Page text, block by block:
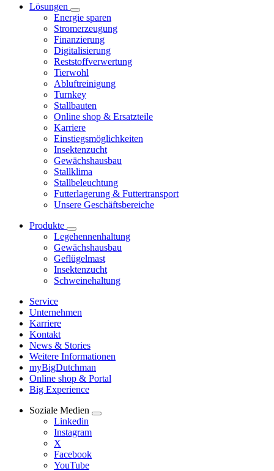
Lösungen
Energie sparen
Stromerzeugung
Finanzierung
Digitalisierung
Reststoffverwertung
Tierwohl
Abluftreinigung
Turnkey
Stallbauten
Online shop & Ersatzteile
Karriere
Einstiegsmöglichkeiten
Insektenzucht
Gewächshausbau
Stallklima
Stallbeleuchtung
Futterlagerung & Futtertransport
Unsere Geschäftsbereiche
Produkte
Legehennenhaltung
Gewächshausbau
Geflügelmast
Insektenzucht
Schweinehaltung
Service
Unternehmen
Karriere
Kontakt
News & Stories
Weitere Informationen
myBigDutchman
Online shop & Portal
Big Experience
Soziale Medien
Linkedin
Instagram
X
Facebook
YouTube